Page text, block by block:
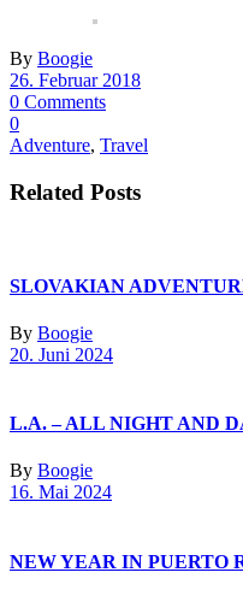
By Boogie
26. Februar 2018
0 Comments
0
Adventure, Travel
Related Posts
SLOVAKIAN
By Boogie
20. Juni 2024
L.A. – ALL NIGHT AND
By Boogie
16. Mai 2024
NEW YEAR IN PUERTO